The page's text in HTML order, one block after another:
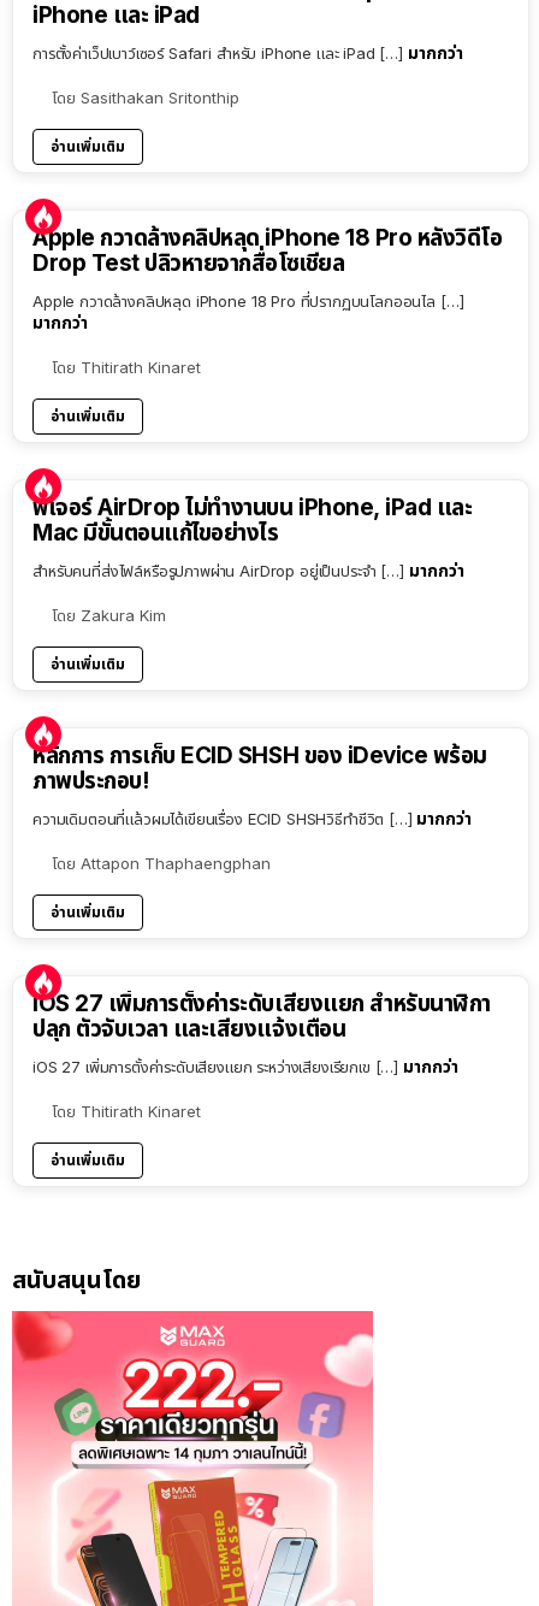
iPhone และ iPad
การตั้งค่าเว็ปเบาว์เซอร์ Safari สำหรับ iPhone และ iPad […] มากกว่า
โดย Sasithakan Sritonthip
อ่านเพิ่มเติม
Apple กวาดล้างคลิปหลุด iPhone 18 Pro หลังวิดีโอ
Drop Test ปลิวหายจากสื่อโซเชียล
Apple กวาดล้างคลิปหลุด iPhone 18 Pro ที่ปรากฏบนโลกออนไล […]
มากกว่า
โดย Thitirath Kinaret
อ่านเพิ่มเติม
ฟีเจอร์ AirDrop ไม่ทำงานบน iPhone, iPad และ
Mac มีขั้นตอนแก้ไขอย่างไร
สำหรับคนที่ส่งไฟล์หรือรูปภาพผ่าน AirDrop อยู่เป็นประจำ […] มากกว่า
โดย Zakura Kim
อ่านเพิ่มเติม
หลักการ การเก็บ ECID SHSH ของ iDevice พร้อม
ภาพประกอบ!
ความเดิมตอนที่แล้วผมได้เขียนเรื่อง ECID SHSHวิธีทำชีวิต […] มากกว่า
โดย Attapon Thaphaengphan
อ่านเพิ่มเติม
iOS 27 เพิ่มการตั้งค่าระดับเสียงแยก สำหรับนาฬิกา
ปลุก ตัวจับเวลา และเสียงแจ้งเตือน
iOS 27 เพิ่มการตั้งค่าระดับเสียงแยก ระหว่างเสียงเรียกเข […] มากกว่า
โดย Thitirath Kinaret
อ่านเพิ่มเติม
สนับสนุนโดย